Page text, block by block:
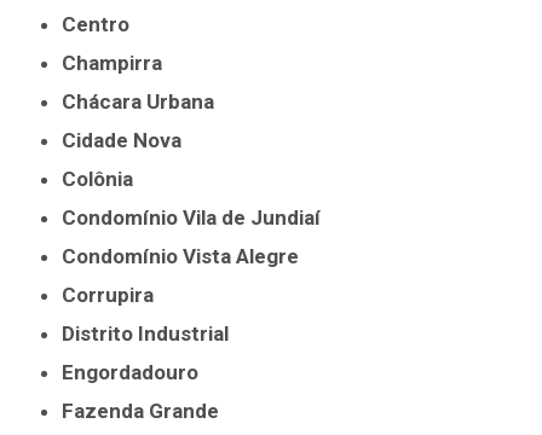
Centro
Champirra
Chácara Urbana
Cidade Nova
Colônia
Condomínio Vila de Jundiaí
Condomínio Vista Alegre
Corrupira
Distrito Industrial
Engordadouro
Fazenda Grande